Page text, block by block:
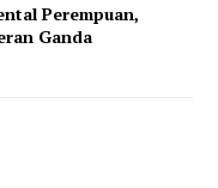
Perempuan,
Ganda